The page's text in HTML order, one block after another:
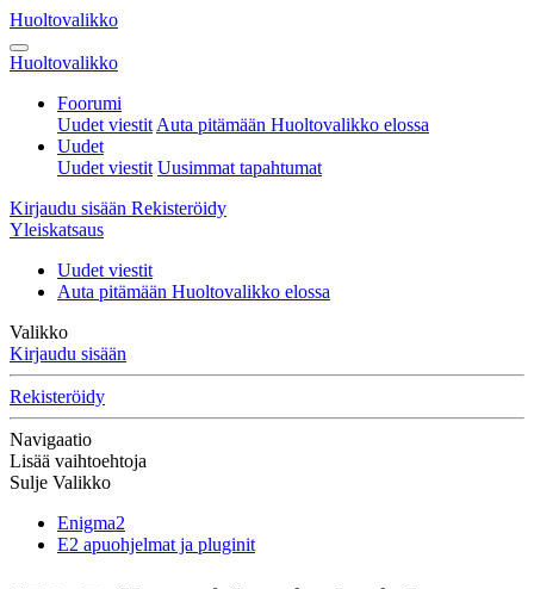
Huoltovalikko
Huoltovalikko
Foorumi
Uudet viestit Auta pitämään Huoltovalikko elossa
Uudet
Uudet viestit Uusimmat tapahtumat
Kirjaudu sisään Rekisteröidy
Yleiskatsaus
Uudet viestit
Auta pitämään Huoltovalikko elossa
Valikko
Kirjaudu sisään
Rekisteröidy
Navigaatio
Lisää vaihtoehtoja
Sulje Valikko
Enigma2
E2 apuohjelmat ja pluginit